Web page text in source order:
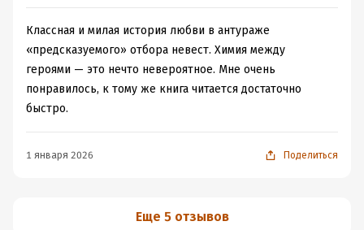
Классная и милая история любви в антураже
«предсказуемого» отбора невест. Химия между
героями — это нечто невероятное. Мне очень
понравилось, к тому же книга читается достаточно
быстро.
1 января 2026 Поделиться
Еще 5 отзывов